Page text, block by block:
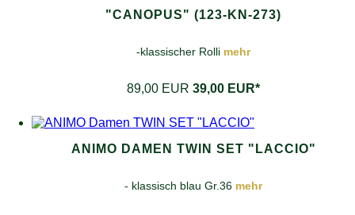
"CANOPUS" (123-KN-273)
-klassischer Rolli mehr
89,00 EUR 39,00 EUR*
ANIMO DAMEN TWIN SET "LACCIO"
- klassisch blau Gr.36 mehr